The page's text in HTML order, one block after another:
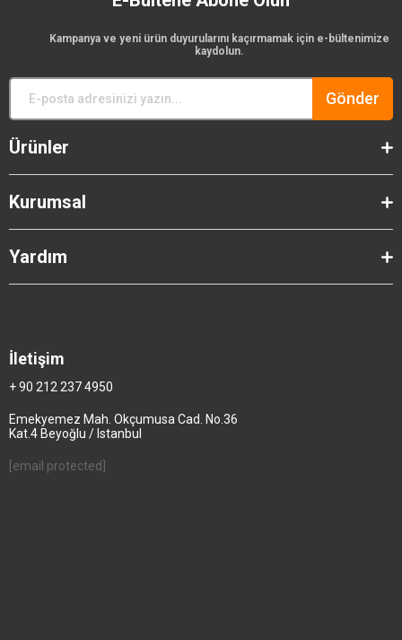
Kampanya ve yeni ürün duyurularını kaçırmamak için e-bültenimize
kaydolun.
Gönder
Ürünler
Kurumsal
Yardım
İletişim
+ 90 212 237 4950
Emekyemez Mah. Okçumusa Cad. No.36
Kat.4 Beyoğlu / Istanbul
[email protected]